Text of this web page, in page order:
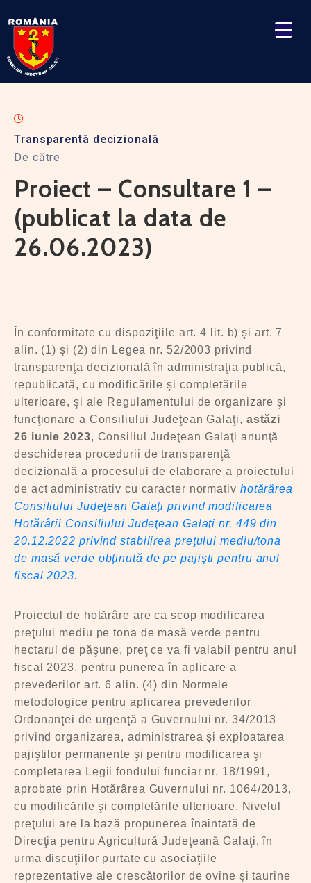
Transparentã decizionalã
De către
Proiect – Consultare 1 –
(publicat la data de
26.06.2023)
În conformitate cu dispoziţiile art. 4 lit. b) şi art. 7
alin. (1) şi (2) din Legea nr. 52/2003 privind
transparenţa decizională în administraţia publică,
republicată, cu modificările şi completările
ulterioare, şi ale Regulamentului de organizare şi
funcţionare a Consiliului Judeţean Galaţi, astăzi
26 iunie 2023, Consiliul Judeţean Galaţi anunţă
deschiderea procedurii de transparenţă
decizională a procesului de elaborare a proiectului
de act administrativ cu caracter normativ hotărârea
Consiliului Judeţean Galaţi privind modificarea
Hotărârii Consiliului Judeţean Galaţi nr. 449 din
20.12.2022 privind stabilirea preţului mediu/tona
de masă verde obţinută de pe pajişti pentru anul
fiscal 2023.
Proiectul de hotărâre are ca scop modificarea
preţului mediu pe tona de masă verde pentru
hectarul de păşune, preţ ce va fi valabil pentru anul
fiscal 2023, pentru punerea în aplicare a
prevederilor art. 6 alin. (4) din Normele
metodologice pentru aplicarea prevederilor
Ordonanţei de urgenţă a Guvernului nr. 34/2013
privind organizarea, administrarea şi exploatarea
pajiştilor permanente şi pentru modificarea şi
completarea Legii fondului funciar nr. 18/1991,
aprobate prin Hotărârea Guvernului nr. 1064/2013,
cu modificările şi completările ulterioare. Nivelul
preţului are la bază propunerea înaintată de
Direcţia pentru Agricultură Judeţeană Galaţi, în
urma discuţiilor purtate cu asociaţiile
reprezentative ale crescătorilor de ovine şi taurine